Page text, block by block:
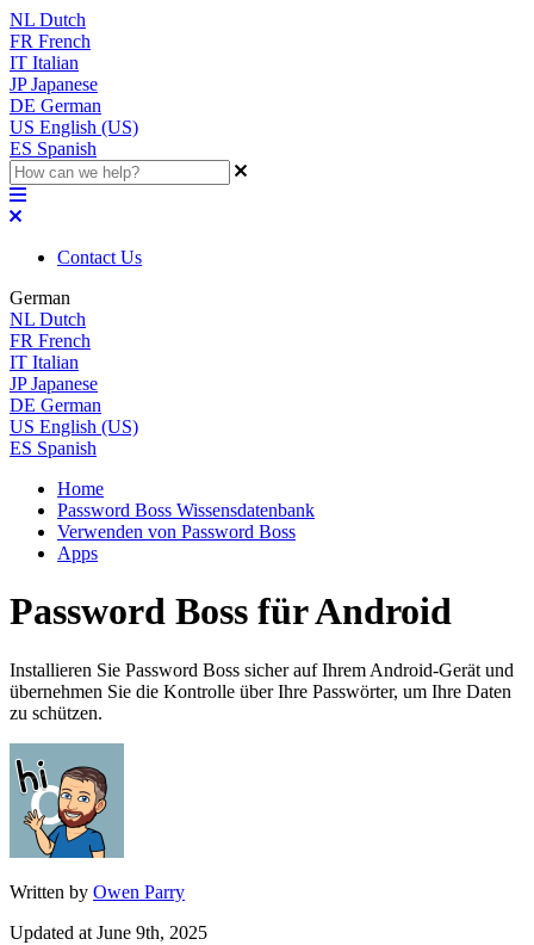
NL Dutch
FR French
IT Italian
JP Japanese
DE German
US English (US)
ES Spanish
Contact Us
German
NL Dutch
FR French
IT Italian
JP Japanese
DE German
US English (US)
ES Spanish
Home
Password Boss Wissensdatenbank
Verwenden von Password Boss
Apps
Password Boss für Android
Installieren Sie Password Boss sicher auf Ihrem Android-Gerät und
übernehmen Sie die Kontrolle über Ihre Passwörter, um Ihre Daten
zu schützen.
Written by Owen Parry
Updated at June 9th, 2025